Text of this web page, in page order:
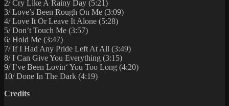
2/ Cry Like A Rainy Day (5:21)
3/ Love’s Been Rough On Me (3:09)
4/ Love It Or Leave It Alone (5:28)
5/ Don’t Touch Me (3:57)
6/ Hold Me (3:47)
7/ If I Had Any Pride Left At All (3:49)
8/ I Can Give You Everything (3:15)
9/ I’ve Been Lovin‘ You Too Long (4:20)
10/ Done In The Dark (4:19)
Credits